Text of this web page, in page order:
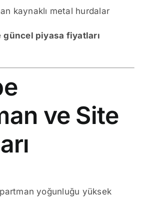
kaynaklı metal hurdalar
güncel piyasa fiyatları
ve Site
yoğunluğu yüksek